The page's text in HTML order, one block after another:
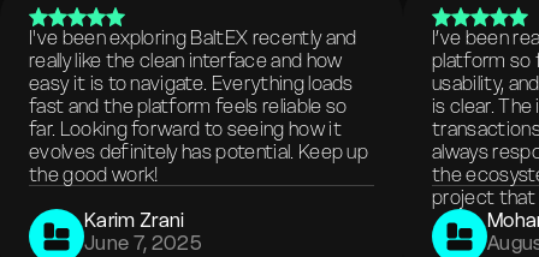
I've been exploring BaltEX recently and
really like the clean interface and how
easy it is to navigate. Everything loads
fast and the platform feels reliable so
far. Looking forward to seeing how it
evolves definitely has potential. Keep up
the good work!
Karim Zrani
June 7, 2025
I’ve been
platform so
usability,
is clear.
always
the
project that